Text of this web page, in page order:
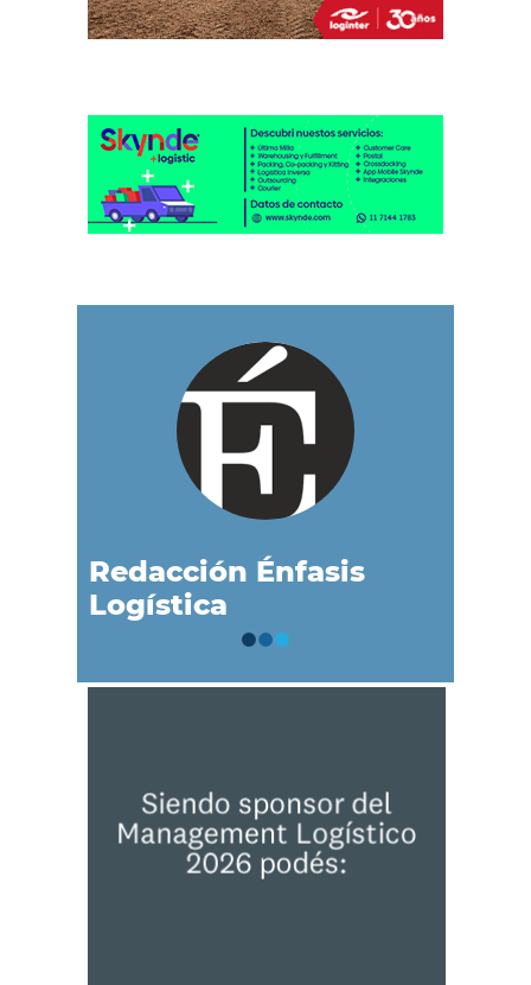
Redacción Énfasis
Logística